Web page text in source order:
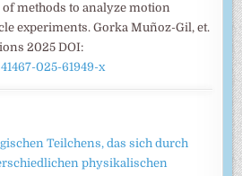
methods to analyze motion
experiments. Gorka Muñoz-Gil, et.
2025 DOI:
025-61949-x